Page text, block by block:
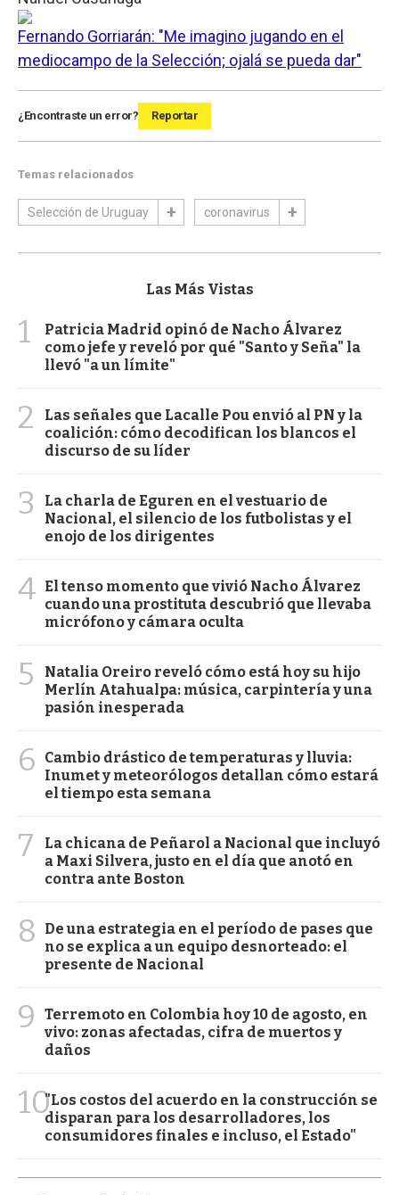
Fernando Gorriarán: "Me imagino jugando en el
mediocampo de la Selección; ojalá se pueda dar"
¿Encontraste un error? Reportar
Temas relacionados
Selección de Uruguay coronavirus
Las Más Vistas
1
Patricia Madrid opinó de Nacho Álvarez
como jefe y reveló por qué "Santo y Seña" la
llevó "a un límite"
2
Las señales que Lacalle Pou envió al PN y la
coalición: cómo decodifican los blancos el
discurso de su líder
3
La charla de Eguren en el vestuario de
Nacional, el silencio de los futbolistas y el
enojo de los dirigentes
4 El tenso momento que vivió Nacho Álvarez
cuando una prostituta descubrió que llevaba
micrófono y cámara oculta
5
Natalia Oreiro reveló cómo está hoy su hijo
Merlín Atahualpa: música, carpintería y una
pasión inesperada
6
Cambio drástico de temperaturas y lluvia:
Inumet y meteorólogos detallan cómo estará
el tiempo esta semana
7
La chicana de Peñarol a Nacional que incluyó
a Maxi Silvera, justo en el día que anotó en
contra ante Boston
8
De una estrategia en el período de pases que
no se explica a un equipo desnorteado: el
presente de Nacional
9
Terremoto en Colombia hoy 10 de agosto, en
vivo: zonas afectadas, cifra de muertos y
daños
10"Los costos del acuerdo en la construcción se
disparan para los desarrolladores, los
consumidores finales e incluso, el Estado"